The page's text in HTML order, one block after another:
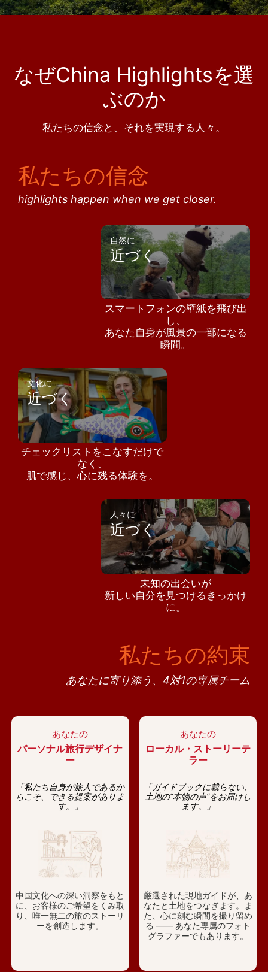
なぜChina Highlightsを選
ぶのか
私たちの信念と、それを実現する人々。
私たちの信念
highlights happen when we get closer.
自然に
近づく
スマートフォンの壁紙を飛び出
し、
あなた自身が風景の一部になる
瞬間。
文化に
近づく
チェックリストをこなすだけで
なく、
肌で感じ、心に残る体験を。
人々に
近づく
未知の出会いが
新しい自分を見つけるきっかけ
に。
私たちの約束
あなたに寄り添う、4対1の専属チーム
あなたの
パーソナル旅行デザイナ
ー
「私たち自身が旅人であるか
らこそ、できる提案がありま
す。」
中国文化への深い洞察をもと
に、お客様のご希望をくみ取
り、唯一無二の旅のストーリ
ーを創造します。
あなたの
ローカル・ストーリーテ
ラー
「ガイドブックに載らない、
土地の“本物の声”をお届けし
ます。」
厳選された現地ガイドが、あ
なたと土地をつなぎます。ま
た、心に刻む瞬間を撮り留め
る —— あなた専属のフォト
グラファーでもあります。